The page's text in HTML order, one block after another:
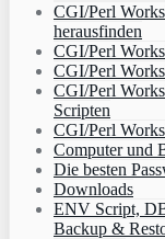
CGI/Perl
herausfinden
CGI/Perl
CGI/Perl
CGI/Perl
Scripten
CGI/Perl
Computer und
Die besten
Downloads
ENV Script,
Backup &